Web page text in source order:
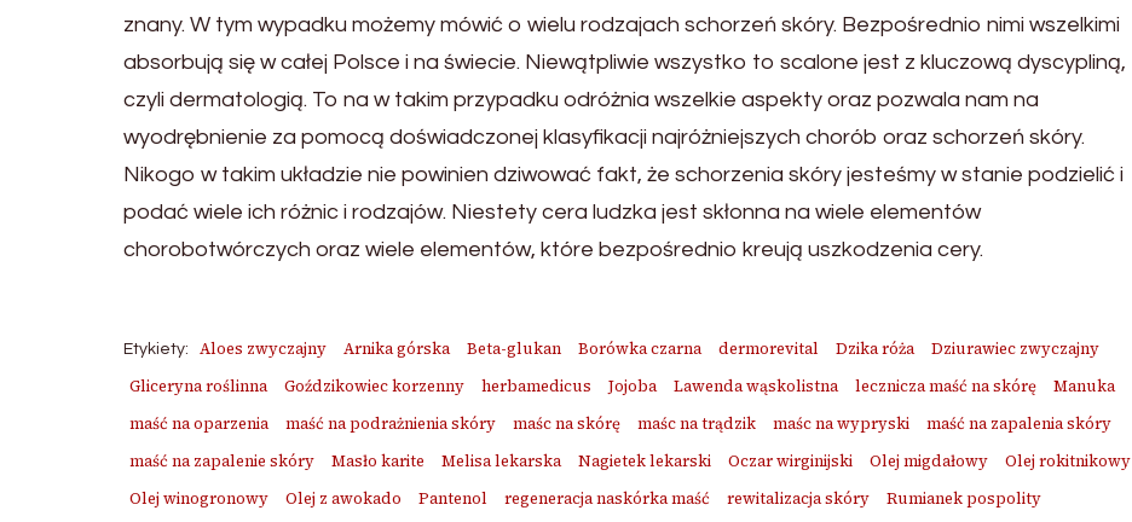
znany. W tym wypadku możemy mówić o wielu rodzajach schorzeń skóry. Bezpośrednio nimi wszelkimi
absorbują się w całej Polsce i na świecie. Niewątpliwie wszystko to scalone jest z kluczową dyscypliną,
czyli dermatologią. To na w takim przypadku odróżnia wszelkie aspekty oraz pozwala nam na
wyodrębnienie za pomocą doświadczonej klasyfikacji najróżniejszych chorób oraz schorzeń skóry.
Nikogo w takim układzie nie powinien dziwować fakt, że schorzenia skóry jesteśmy w stanie podzielić i
podać wiele ich różnic i rodzajów. Niestety cera ludzka jest skłonna na wiele elementów
chorobotwórczych oraz wiele elementów, które bezpośrednio kreują uszkodzenia cery.
Etykiety: Aloes zwyczajny Arnika górska Beta-glukan Borówka czarna dermorevital Dzika róża
Dziurawiec zwyczajny
Gliceryna roślinna
Goździkowiec korzenny herbamedicus Jojoba Lawenda wąskolistna lecznicza maść na skórę
Manuka
maść na oparzenia
maść na podrażnienia skóry maśc na skórę maśc na trądzik maśc na wypryski
maść na zapalenia skóry
maść na zapalenie skóry
Masło karite Melisa lekarska Nagietek lekarski Oczar wirginijski Olej migdałowy
Olej rokitnikowy
Olej winogronowy
Olej z awokado Pantenol regeneracja naskórka maść rewitalizacja skóry
Rumianek pospolity